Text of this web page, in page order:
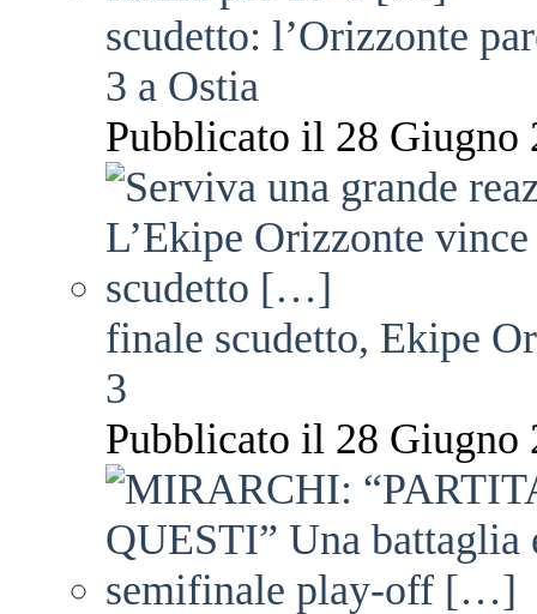
scudetto: l’Orizzonte
3 a Ostia
Pubblicato il 28 Giugno
finale scudetto, Ekipe
3
Pubblicato il 28 Giugno